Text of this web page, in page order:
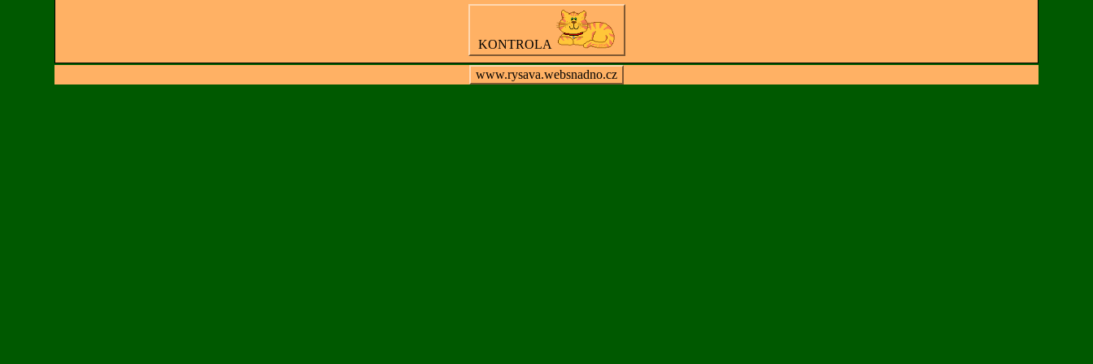
KONTROLA
www.rysava.websnadno.cz